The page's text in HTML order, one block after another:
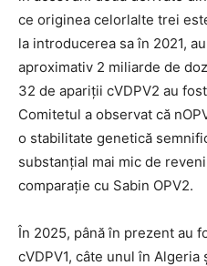
ce originea celorlalte trei
la introducerea sa în 2021,
aproximativ 2 miliarde de
32 de apariții cVDPV2 au
Comitetul a observat că
o stabilitate genetică
substanțial mai mic de
comparație cu Sabin OPV2.
În 2025, până în prezent au
cVDPV1, câte unul în